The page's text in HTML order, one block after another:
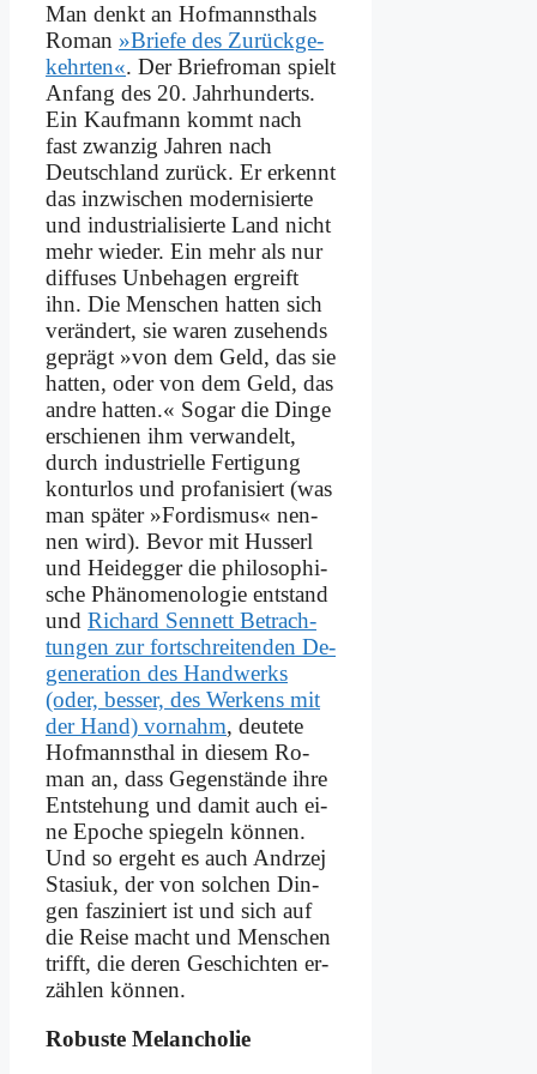
Man denkt an Hof­mannst­hals
Ro­man »Brie­fe des Zu­rück­ge­
kehr­ten«. Der Brief­ro­man spielt
An­fang des 20. Jahr­hun­derts.
Ein Kauf­mann kommt nach
fast zwan­zig Jah­ren nach
Deutsch­land zu­rück. Er er­kennt
das in­zwi­schen mo­der­ni­sier­te
und in­du­stria­li­sier­te Land nicht
mehr wie­der. Ein mehr als nur
dif­fu­ses Un­be­ha­gen er­greift
ihn. Die Men­schen hat­ten sich
ver­än­dert, sie wa­ren zu­se­hends
ge­prägt »von dem Geld, das sie
hat­ten, oder von dem Geld, das
and­re hat­ten.« So­gar die Din­ge
er­schie­nen ihm ver­wan­delt,
durch in­du­stri­el­le Fer­ti­gung
kon­tur­los und pro­fa­ni­siert (was
man spä­ter »For­dis­mus« nen­
nen wird). Be­vor mit Hus­s­erl
und Heid­eg­ger die phi­lo­so­phi­
sche Phä­no­me­no­lo­gie ent­stand
und Ri­chard Sen­nett Be­trach­
tun­gen zur fort­schrei­ten­den De­
ge­ne­ra­ti­on des Hand­werks
(oder, bes­ser, des Wer­kens mit
der Hand) vor­nahm, deu­te­te
Hof­manns­thal in die­sem Ro­
man an, dass Ge­gen­stän­de ih­re
Ent­ste­hung und da­mit auch ei­
ne Epo­che spie­geln kön­nen.
Und so er­geht es auch An­drzej
Sta­si­uk, der von sol­chen Din­
gen fas­zi­niert ist und sich auf
die Rei­se macht und Men­schen
trifft, die de­ren Ge­schich­ten er­
zäh­len kön­nen.
Ro­bu­ste Me­lan­cho­lie